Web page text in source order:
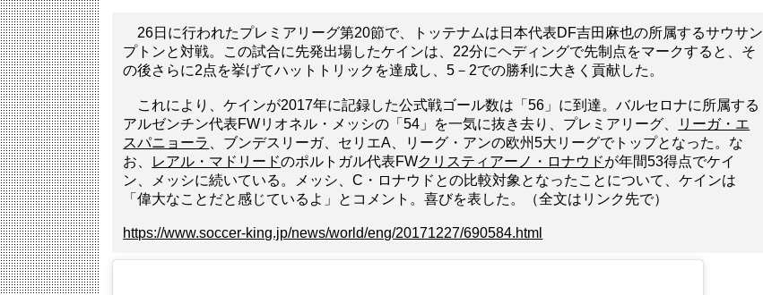
26日に行われたプレミアリーグ第20節で、トッテナムは日本代表DF吉田麻也の所属するサウサン
プトンと対戦。この試合に先発出場したケインは、22分にヘディングで先制点をマークすると、そ
の後さらに2点を挙げてハットトリックを達成し、5－2での勝利に大きく貢献した。
これにより、ケインが2017年に記録した公式戦ゴール数は「56」に到達。バルセロナに所属する
アルゼンチン代表FWリオネル・メッシの「54」を一気に抜き去り、プレミアリーグ、
リーガ・エ
スパニョーラ
、ブンデスリーガ、セリエA、リーグ・アンの欧州5大リーグでトップとなった。な
お、
レアル・マドリードのポルトガル代表FWクリスティアーノ・ロナウドが年間53得点でケイ
ン、メッシに続いている。メッシ、C・ロナウドとの比較対象となったことについて、ケインは
「偉大なことだと感じているよ」とコメント。喜びを表した。（全文はリンク先で）
https://www.soccer-king.jp/news/world/eng/20171227/690584.html